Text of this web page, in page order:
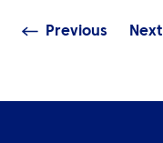
Previous Next